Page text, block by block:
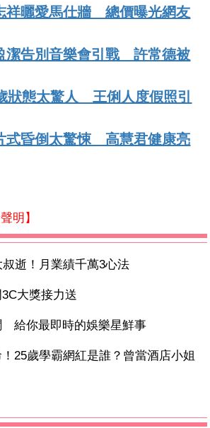
祥曬愛馬仕牆 總價曝光網友
潔告別音樂會引戰 許常德被
狀態太驚人 王俐人度假照引
式昏倒太驚悚 高慧君健康亮
明】
逝！月業績千萬3心法
大獎接力送
給你最即時的娛樂星鮮事
25歲學霸網紅是誰？曾當酒店小姐